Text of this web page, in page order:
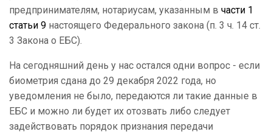
предпринимателям, нотариусам, указанным в части 1
статьи 9 настоящего Федерального закона (п. 3 ч. 14 ст.
3 Закона о ЕБС).
На сегодняшний день у нас остался одни вопрос - если
биометрия сдана до 29 декабря 2022 года, но
уведомления не было, передаются ли такие данные в
ЕБС и можно ли будет их отозвать либо следует
задействовать порядок признания передачи